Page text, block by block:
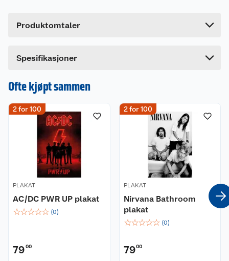
Produktomtaler
Spesifikasjoner
Lengde
Ofte kjøpt sammen
2 for 100
PLAKAT
AC/DC PWR UP plakat
☆☆☆☆☆ (0)
7900
2 for 100
PLAKAT
Nirvana Bathroom
plakat
☆☆☆☆☆ (0)
7900